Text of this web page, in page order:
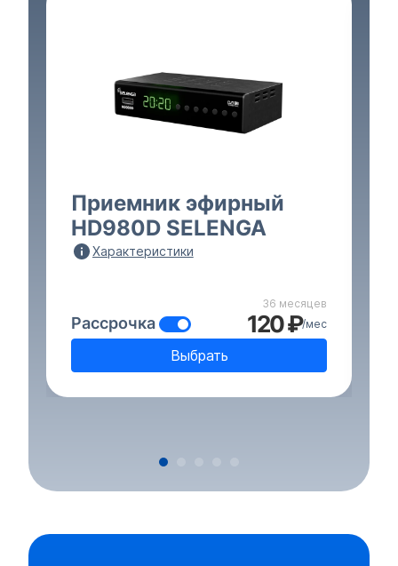
Приемник эфирный
HD980D SELENGA
Характеристики
Рассрочка
36 месяцев
120 ₽/мес
Выбрать